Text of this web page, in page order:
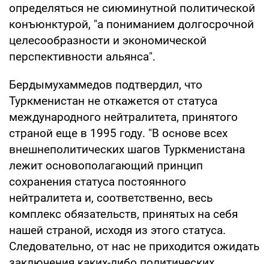
определяться не сиюминутной политической
конъюнктурой, "а пониманием долгосрочной
целесообразности и экономической
перспективности альянса".
Бердымухаммедов подтвердил, что
Туркменистан не откажется от статуса
международного нейтралитета, принятого
страной еще в 1995 году. "В основе всех
внешнеполитических шагов Туркменистана
лежит основополагающий принцип
сохранения статуса постоянного
нейтралитета и, соответственно, весь
комплекс обязательств, принятых на себя
нашей страной, исходя из этого статуса.
Следовательно, от нас не приходится ожидать